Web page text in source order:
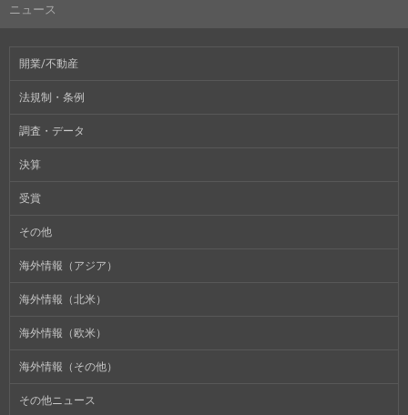
ニュース
開業/不動産
法規制・条例
調査・データ
決算
受賞
その他
海外情報（アジア）
海外情報（北米）
海外情報（欧米）
海外情報（その他）
その他ニュース